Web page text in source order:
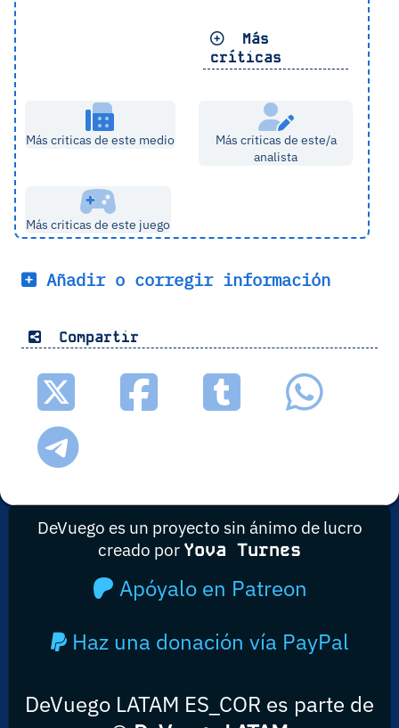
Más
críticas
Más criticas de este medio
Más criticas de este/a
analista
Más criticas de este juego
Añadir o corregir información
Compartir
DeVuego es un proyecto sin ánimo de lucro
creado por Yova Turnes
Apóyalo en Patreon
Haz una donación vía PayPal
DeVuego LATAM ES_COR es parte de